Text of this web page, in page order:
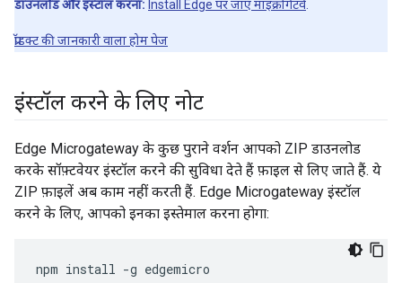
डाउनलोड और इंस्टॉल करना: Install Edge पर जाएं माइक्रोगेटवे
प्रॉडक्ट की जानकारी वाला होम पेज
इंस्टॉल करने के लिए नोट
Edge Microgateway के कुछ पुराने वर्शन आपको ZIP डाउनलोड
करके सॉफ़्टवेयर इंस्टॉल करने की सुविधा देते हैं फ़ाइल से लिए जाते हैं. ये
ZIP फ़ाइलें अब काम नहीं करती हैं. Edge Microgateway इंस्टॉल
करने के लिए, आपको इनका इस्तेमाल करना होगा:
npm install -g edgemicro